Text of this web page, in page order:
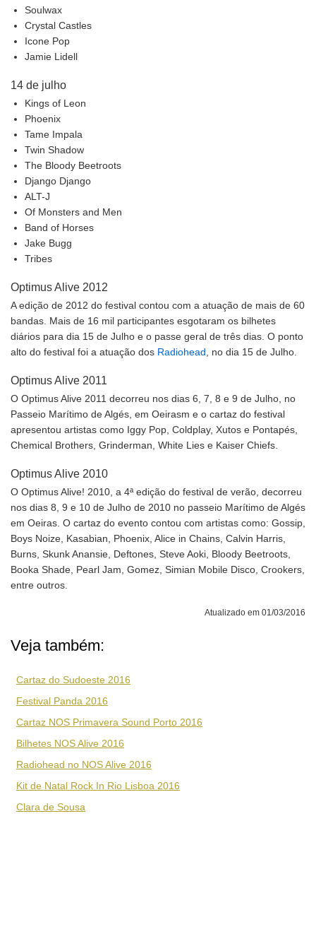
Soulwax
Crystal Castles
Icone Pop
Jamie Lidell
14 de julho
Kings of Leon
Phoenix
Tame Impala
Twin Shadow
The Bloody Beetroots
Django Django
ALT-J
Of Monsters and Men
Band of Horses
Jake Bugg
Tribes
Optimus Alive 2012
A edição de 2012 do festival contou com a atuação de mais de 60
bandas. Mais de 16 mil participantes esgotaram os bilhetes
diários para dia 15 de Julho e o passe geral de três dias. O ponto
alto do festival foi a atuação dos Radiohead , no dia 15 de Julho.
Optimus Alive 2011
O Optimus Alive 2011 decorreu nos dias 6, 7, 8 e 9 de Julho, no
Passeio Marítimo de Algés, em Oeirasm e o cartaz do festival
apresentou artistas como Iggy Pop, Coldplay, Xutos e Pontapés,
Chemical Brothers, Grinderman, White Lies e Kaiser Chiefs.
Optimus Alive 2010
O Optimus Alive! 2010, a 4ª edição do festival de verão, decorreu
nos dias 8, 9 e 10 de Julho de 2010 no passeio Marítimo de Algés
em Oeiras. O cartaz do evento contou com artistas como: Gossip,
Boys Noize, Kasabian, Phoenix, Alice in Chains, Calvin Harris,
Burns, Skunk Anansie, Deftones, Steve Aoki, Bloody Beetroots,
Booka Shade, Pearl Jam, Gomez, Simian Mobile Disco, Crookers,
entre outros.
Atualizado em 01/03/2016
Veja também:
Cartaz do Sudoeste 2016
Festival Panda 2016
Cartaz NOS Primavera Sound Porto 2016
Bilhetes NOS Alive 2016
Radiohead no NOS Alive 2016
Kit de Natal Rock In Rio Lisboa 2016
Clara de Sousa